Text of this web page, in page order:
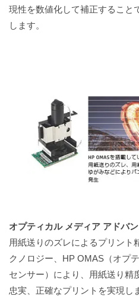
現性を数値化して補正すること
します。
オプティカル メディア アドバ
用紙送りのズレによるプリント
クノロジー、HP OMAS（オプ
センサー）により、用紙送り精
忠実、正確なプリントを実現し